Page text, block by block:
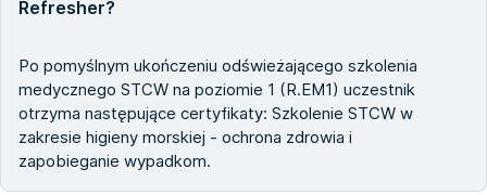
Refresher?
Po pomyślnym ukończeniu odświeżającego szkolenia
medycznego STCW na poziomie 1 (R.EM1) uczestnik
otrzyma następujące certyfikaty: Szkolenie STCW w
zakresie higieny morskiej - ochrona zdrowia i
zapobieganie wypadkom.